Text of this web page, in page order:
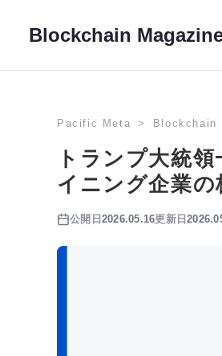
Blockchain
Pacific Meta Blockchain
トランプ大統
イニング企業の
公開日 2026.05.16更新日